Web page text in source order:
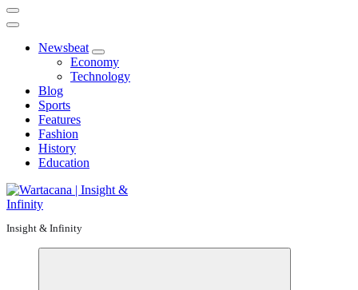
Newsbeat
Economy
Technology
Blog
Sports
Features
Fashion
History
Education
Insight & Infinity